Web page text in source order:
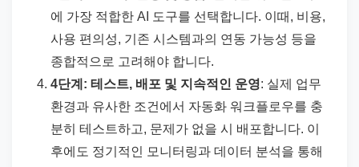
에 가장 적합한 AI 도구를 선택합니다. 이때, 비용,
사용 편의성, 기존 시스템과의 연동 가능성 등을
종합적으로 고려해야 합니다.
4단계: 테스트, 배포 및 지속적인 운영: 실제 업무
환경과 유사한 조건에서 자동화 워크플로우를 충
분히 테스트하고, 문제가 없을 시 배포합니다. 이
후에도 정기적인 모니터링과 데이터 분석을 통해